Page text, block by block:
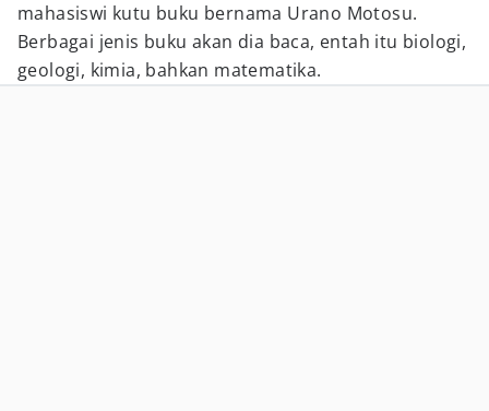
mahasiswi kutu buku bernama Urano Motosu.
Berbagai jenis buku akan dia baca, entah itu biologi,
geologi, kimia, bahkan matematika.